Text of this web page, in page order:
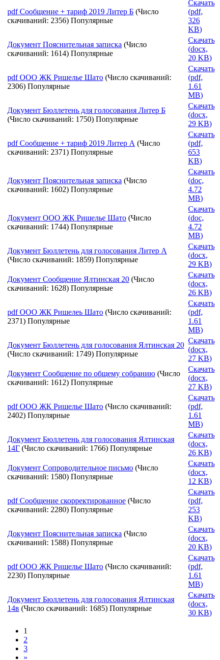
pdf Сообщение + тариф 2019 Литер Б (Число
скачиваний: 2356) Популярные
Скачать
(pdf,
326
KB)
Документ Пояснительная записка (Число
скачиваний: 1614) Популярные
Скачать
(docx,
20 KB)
pdf ООО ЖК Ришелье Шато (Число скачиваний:
2306) Популярные
Скачать
(pdf,
1.61
MB)
Документ Бюллетень для голосования Литер Б
(Число скачиваний: 1750) Популярные
Скачать
(docx,
29 KB)
pdf Сообщение + тариф 2019 Литер А (Число
скачиваний: 2371) Популярные
Скачать
(pdf,
653
KB)
Документ Пояснительная записка (Число
скачиваний: 1602) Популярные
Скачать
(doc,
4.72
MB)
Документ ООО ЖК Ришелье Шато (Число
скачиваний: 1744) Популярные
Скачать
(doc,
4.72
MB)
Документ Бюллетень для голосования Литер А
(Число скачиваний: 1859) Популярные
Скачать
(docx,
29 KB)
Документ Сообщение Ялтинская 20 (Число
скачиваний: 1628) Популярные
Скачать
(docx,
26 KB)
pdf ООО ЖК Ришелеь Шато (Число скачиваний:
2371) Популярные
Скачать
(pdf,
1.61
MB)
Документ Бюллетень для голосования Ялтинская 20
(Число скачиваний: 1749) Популярные
Скачать
(docx,
27 KB)
Документ Сообщение по общему собранию (Число
скачиваний: 1612) Популярные
Скачать
(docx,
27 KB)
pdf ООО ЖК Ришелье Шато (Число скачиваний:
2402) Популярные
Скачать
(pdf,
1.61
MB)
Документ Бюллетень для голосования Ялтинская
14Г (Число скачиваний: 1766) Популярные
Скачать
(docx,
26 KB)
Документ Сопроводительное письмо (Число
скачиваний: 1580) Популярные
Скачать
(docx,
12 KB)
pdf Сообщение скорректированное (Число
скачиваний: 2280) Популярные
Скачать
(pdf,
253
KB)
Документ Пояснительная записка (Число
скачиваний: 1588) Популярные
Скачать
(docx,
20 KB)
pdf ООО ЖК Ришелье Шато (Число скачиваний:
2230) Популярные
Скачать
(pdf,
1.61
MB)
Документ Бюллетень для голосования Ялтинская
14в (Число скачиваний: 1685) Популярные
Скачать
(docx,
30 KB)
1
2
3
»